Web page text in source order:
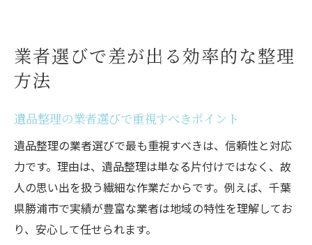
業者選びで差が出る効率的な整理
方法
遺品整理の業者選びで重視すべきポイント
遺品整理の業者選びで最も重視すべきは、信頼性と対応
力です。理由は、遺品整理は単なる片付けではなく、故
人の思い出を扱う繊細な作業だからです。例えば、千葉
県勝浦市で実績が豊富な業者は地域の特性を理解してお
り、安心して任せられます。